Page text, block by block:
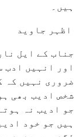
ہیں۔
جناب کے ایل
اور انہیں ادب
ضروری نہیں کہ
شخص ادیب بھی
جو ادیب نہ
ہیں جو خود